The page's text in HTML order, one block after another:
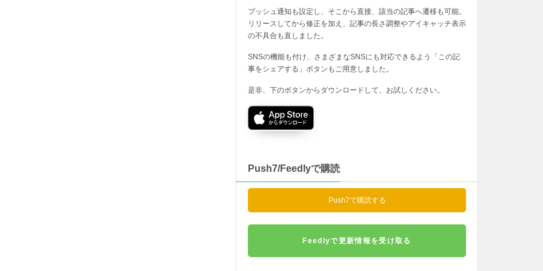
プッシュ通知も設定し、そこから直接、該当の記事へ遷移も可能。
リリースしてから修正を加え、記事の長さ調整やアイキャッチ表示
の不具合も直しました。
SNSの機能も付け、さまざまなSNSにも対応できるよう「この記
事をシェアする」ボタンもご用意しました。
是非、下のボタンからダウンロードして、お試しください。
Push7/Feedlyで購読
Push7で購読する
Feedlyで更新情報を受け取る